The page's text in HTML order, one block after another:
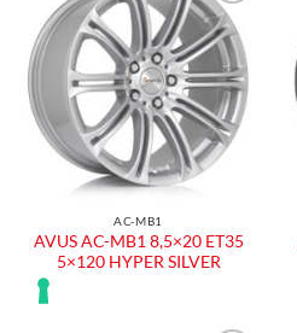
AC-MB1
AVUS AC-MB1 8,5×20 ET35
5×120 HYPER SILVER